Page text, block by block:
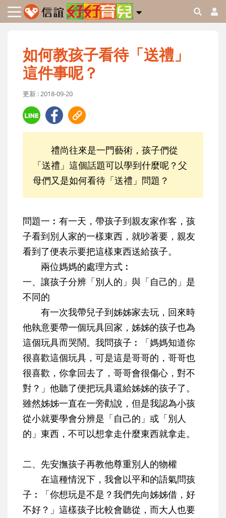
如何教孩子看待「送禮」
這件事呢？
更新 : 2018-09-20
禮尚往來是一門藝術，孩子們從
「送禮」這個話題可以學到什麼呢？父
母們又是如何看待「送禮」問題？
問題一︰有一天，帶孩子到親友家作客，孩
子看到別人家的一樣東西，就吵著要，親友
看到了便表示要把這樣東西送給孩子。
兩位媽媽的處理方式︰
一、讓孩子分辨「別人的」與「自己的」是
不同的
有一次我帶兒子到姊姊家去玩，回來時
他執意要帶一個玩具回家，姊姊的孩子也為
這個玩具而哭鬧。我問孩子︰「媽媽知道你
很喜歡這個玩具，可是這是哥哥的，哥哥也
很喜歡，你拿回去了，哥哥會很傷心，對不
對？」他聽了便把玩具還給姊姊的孩子了。
雖然姊姊一直在一旁勸說，但是我認為小孩
從小就要學會分辨是「自己的」或「別人
的」東西，不可以想拿走什麼東西就拿走。
二、先安撫孩子再教他尊重別人的物權
在這種情況下，我會以平和的語氣問孩
子︰「你想玩是不是？我們先向姊姊借，好
不好？」這樣孩子比較會聽從，而大人也要